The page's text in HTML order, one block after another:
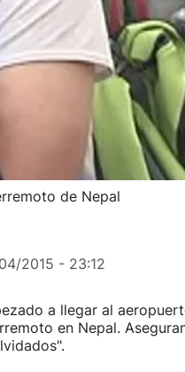
de Nepal
2015 - 23:12
a llegar al
en Nepal.